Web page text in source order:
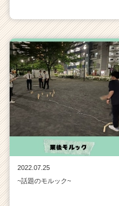
2022.07.25
~話題のモルック~